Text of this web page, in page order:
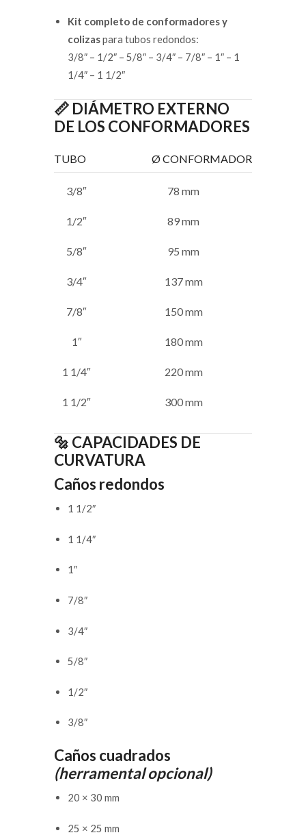
Kit completo de conformadores y
colizaspara tubos redondos:
3/8″ – 1/2″ – 5/8″ – 3/4″ – 7/8″ – 1″ – 1
1/4″ – 1 1/2″
📏 DIÁMETRO EXTERNO
DE LOS CONFORMADORES
TUBO Ø CONFORMADOR
3/8″ 78 mm
1/2″ 89 mm
5/8″ 95 mm
3/4″ 137 mm
7/8″ 150 mm
1″ 180 mm
1 1/4″ 220 mm
1 1/2″ 300 mm
🔩 CAPACIDADES DE
CURVATURA
Caños redondos
1 1/2″
1 1/4″
1″
7/8″
3/4″
5/8″
1/2″
3/8″
Caños cuadrados
(herramental opcional)
20 × 30 mm
25 × 25 mm